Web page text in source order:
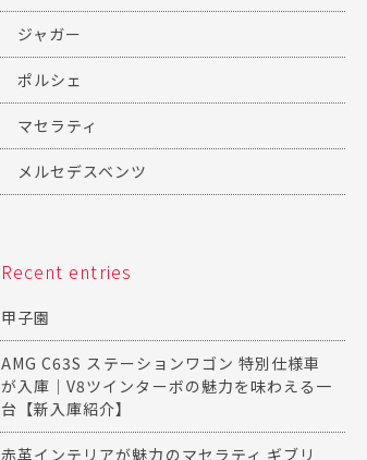
ジャガー
ポルシェ
マセラティ
メルセデスベンツ
Recent entries
甲子園
AMG C63S ステーションワゴン 特別仕様車
が入庫｜V8ツインターボの魅力を味わえる一
台【新入庫紹介】
赤革インテリアが魅力のマセラティ ギブリ